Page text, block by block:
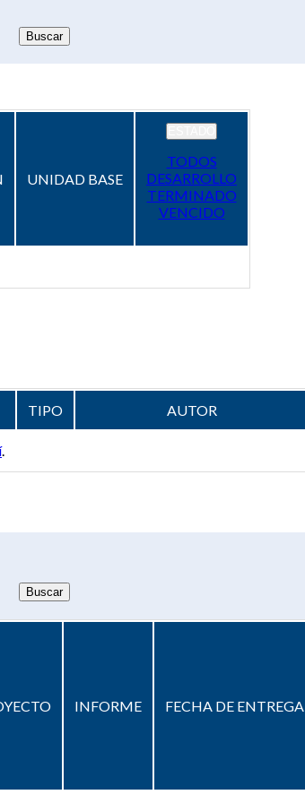
UNIDAD BASE
TODOS
DESARROLLO
TERMINADO
VENCIDO
TIPO AUTOR
.
INFORME FECHA DE ENTREGA